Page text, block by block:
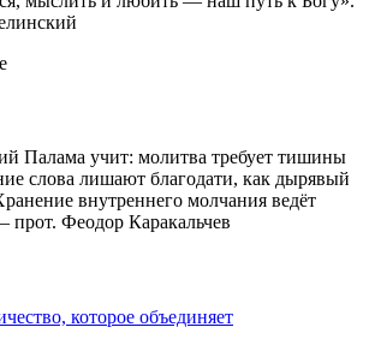
Палама учит: молитва требует тишины
слова лишают благодати, как дырявый
внутреннего молчания ведёт
прот. Феодор Каракальчев